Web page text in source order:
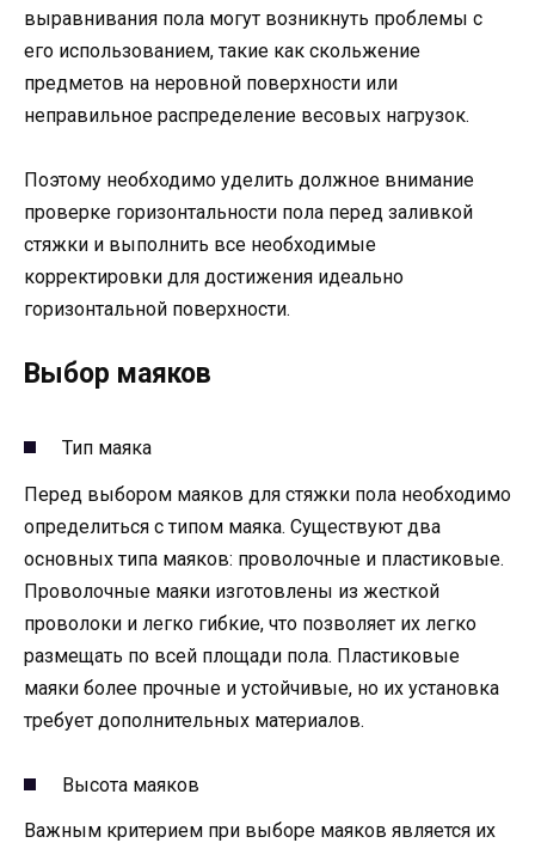
выравнивания пола могут возникнуть проблемы с
его использованием, такие как скольжение
предметов на неровной поверхности или
неправильное распределение весовых нагрузок.
Поэтому необходимо уделить должное внимание
проверке горизонтальности пола перед заливкой
стяжки и выполнить все необходимые
корректировки для достижения идеально
горизонтальной поверхности.
Выбор маяков
Тип маяка
Перед выбором маяков для стяжки пола необходимо
определиться с типом маяка. Существуют два
основных типа маяков: проволочные и пластиковые.
Проволочные маяки изготовлены из жесткой
проволоки и легко гибкие, что позволяет их легко
размещать по всей площади пола. Пластиковые
маяки более прочные и устойчивые, но их установка
требует дополнительных материалов.
Высота маяков
Важным критерием при выборе маяков является их